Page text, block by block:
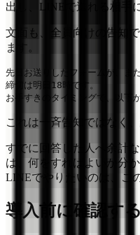
出し、LINEで送れる相手
文面も、全員向けの告知
ます。
先日お送りしたフォームが、ま
締切は明日18時です。
これは一斉告知ではなく
すでに回答した人へ余計
は、何をすればよいか分
LINEでやりたいのは、こ
導入前に確認する